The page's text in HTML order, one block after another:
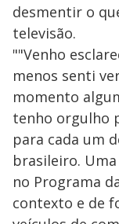
desmentir o
televisão.
""Venho
menos senti
momento
tenho orgulho
para cada um
brasileiro.
no Programa
contexto e de